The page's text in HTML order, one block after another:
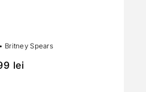
• Britney Spears
lei